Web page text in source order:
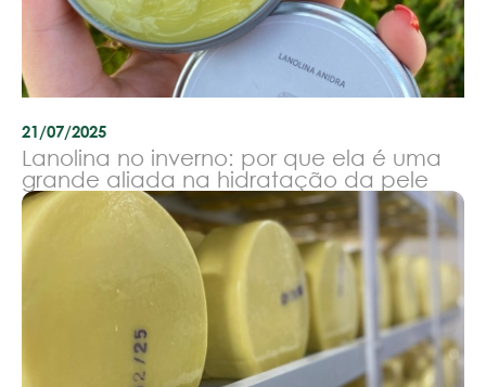
21/07/2025
Lanolina no inverno: por que ela é uma
grande aliada na hidratação da pele